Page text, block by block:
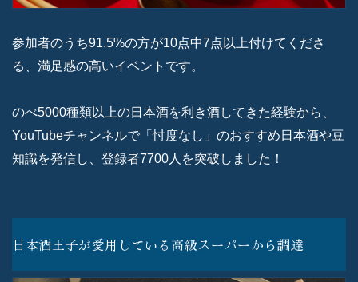
参加者のうち91.5%の方が10点中7点以上付けてくださ
る、満足感の高いイベントです。
のべ5000種類以上の日本酒を利き酒してきた経験から、
YouTubeチャンネルで「忖度なし」のおすすめ日本酒や豆
知識を発信し、登録者7700人を突破しました！
日本酒王子が愛用している高級スーパーから調達